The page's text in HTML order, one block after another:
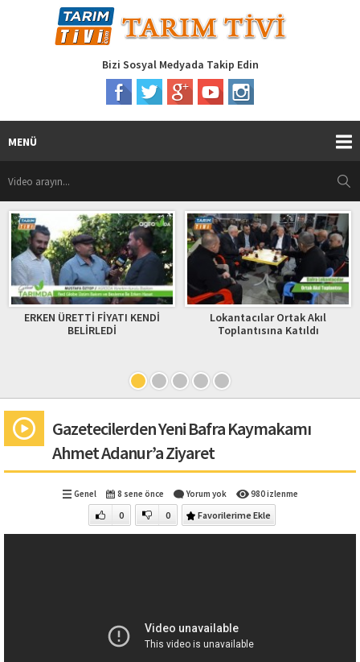
Bizi Sosyal Medyada Takip Edin
MENÜ
ERKEN ÜRETTİ FİYATI KENDİ
BELİRLEDİ
Lokantacılar Ortak Akıl
Toplantısına Katıldı
Gazetecilerden Yeni Bafra Kaymakamı
Ahmet Adanur’a Ziyaret
Genel 8 sene önce Yorum yok 980 izlenme
0 0 Favorilerime Ekle